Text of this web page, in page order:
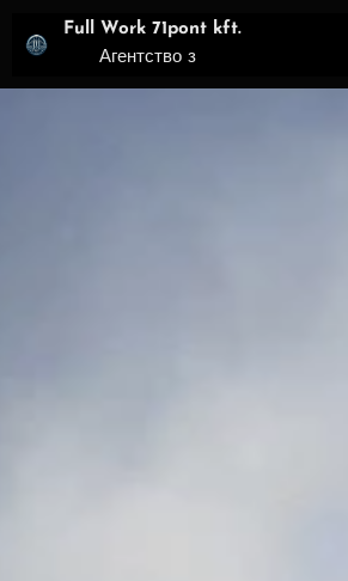
Full Work 71pont kft.
Агентство з
працевлаштування